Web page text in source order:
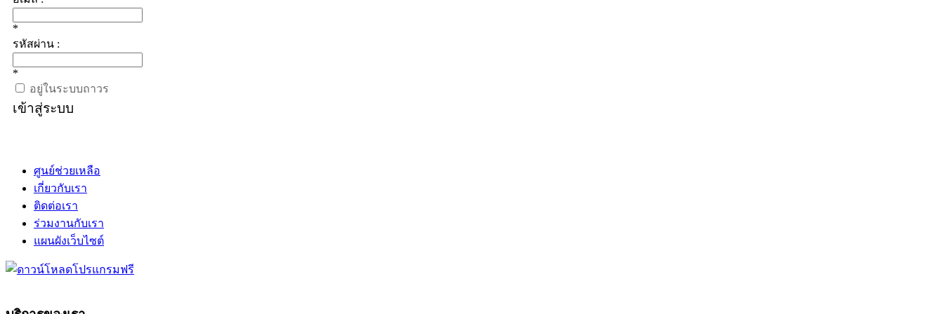
*
รหัสผ่าน :
*
อยู่ในระบบถาวร
เข้าสู่ระบบ
ศูนย์ช่วยเหลือ
เกี่ยวกับเรา
ติดต่อเรา
ร่วมงานกับเรา
แผนผังเว็บไซต์